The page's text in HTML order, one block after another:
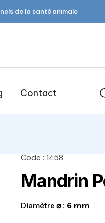
de la santé animale
Contact
Code : 1458
Mandrin
Diamètre⌀ : 6 mm